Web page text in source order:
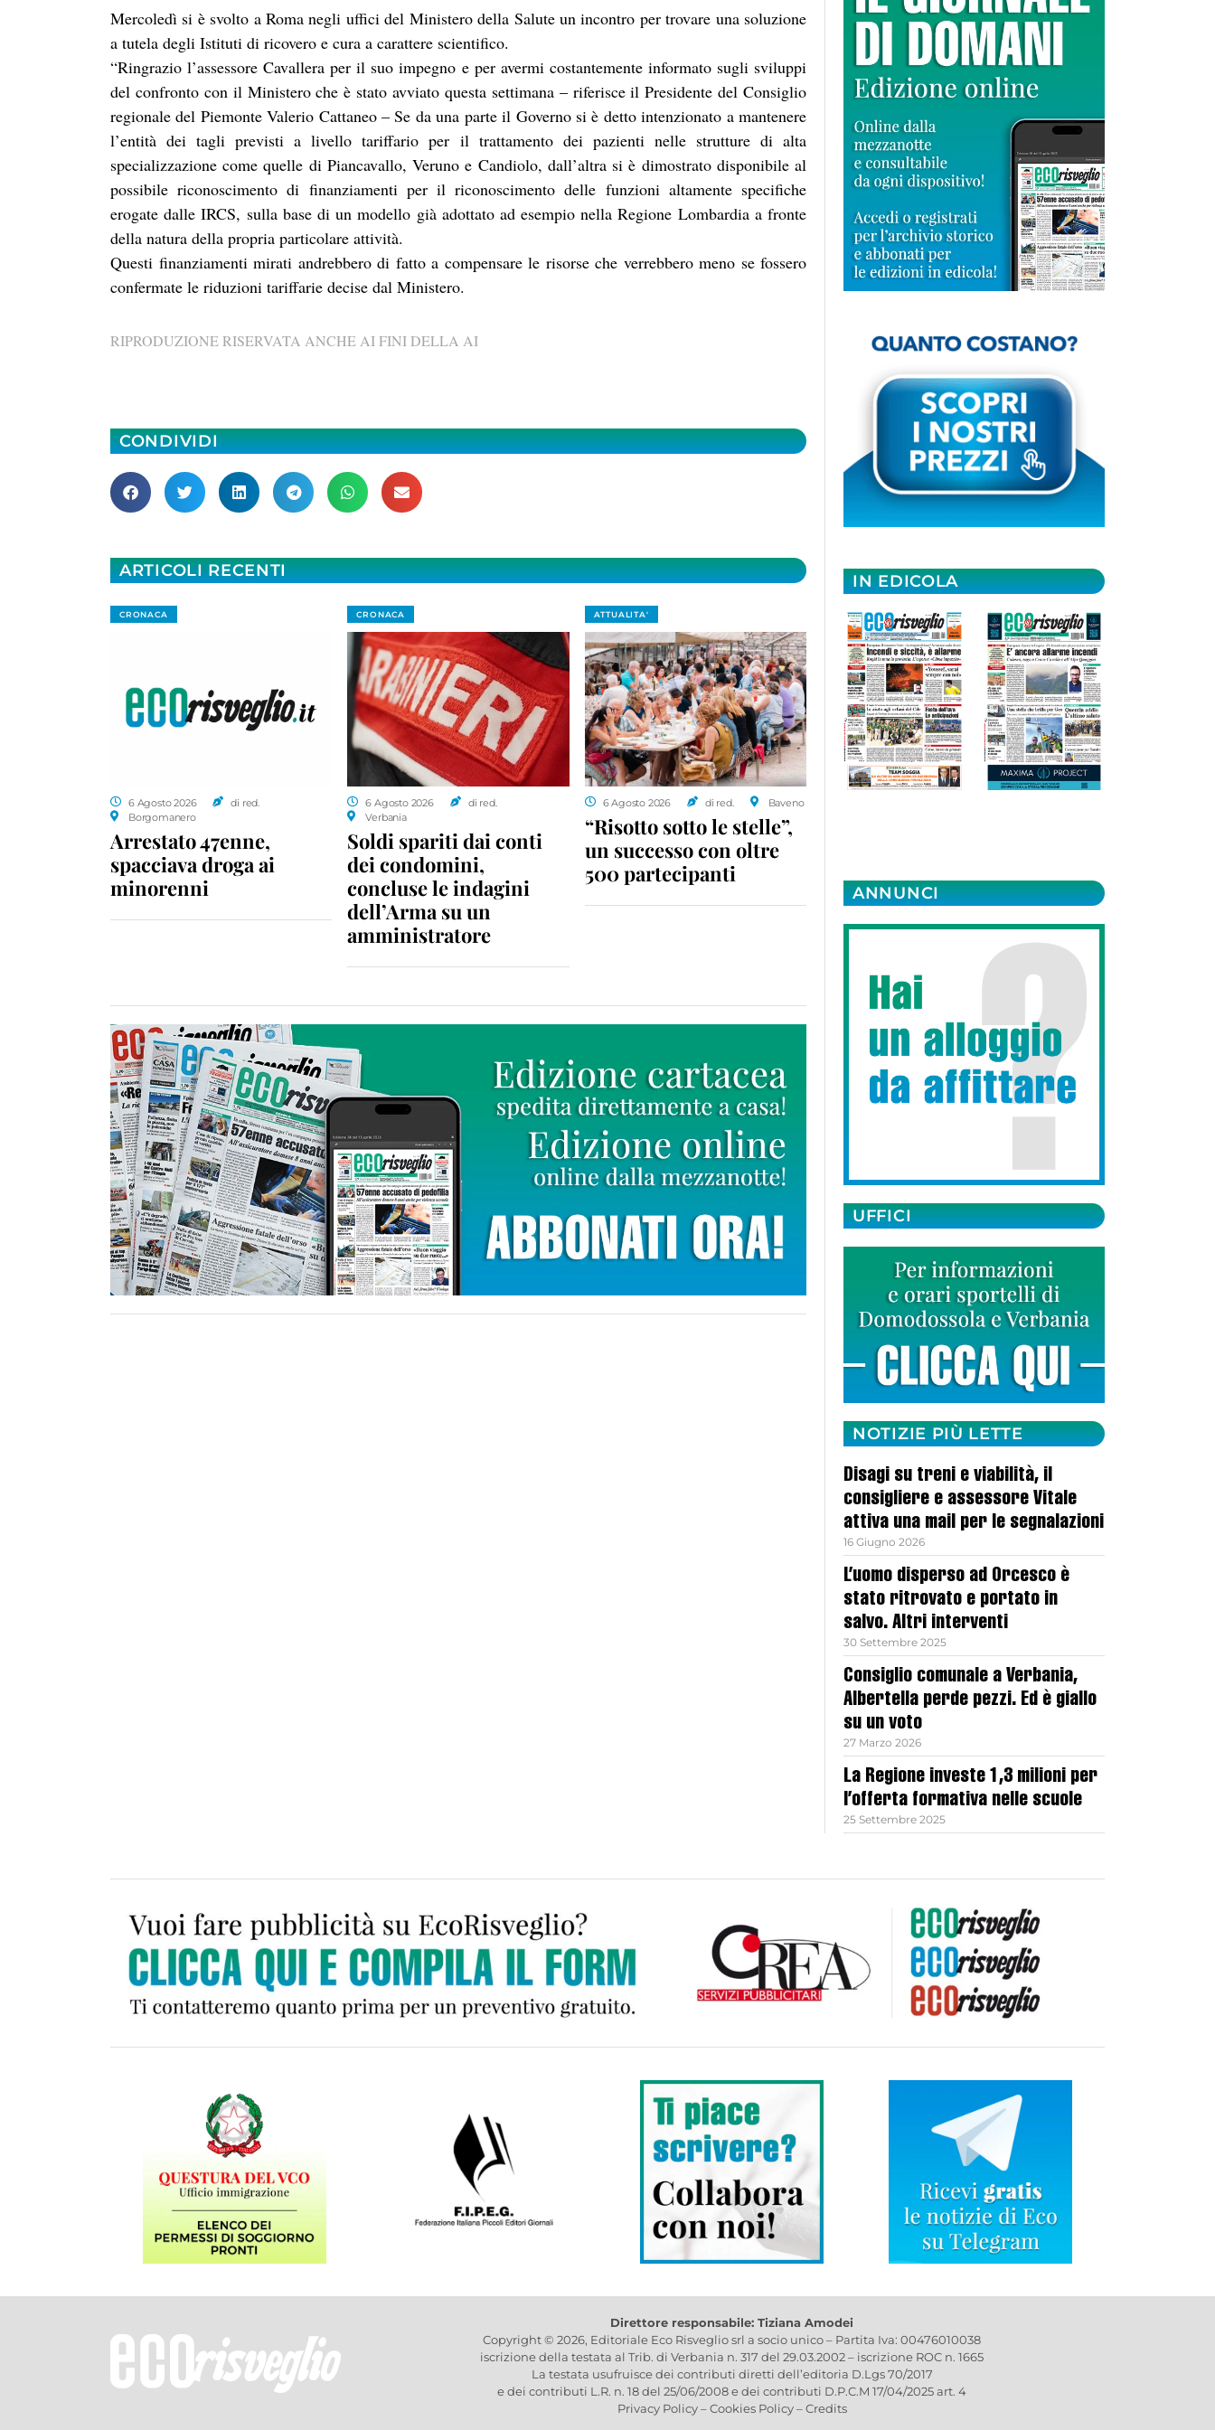
Mercoledì si è svolto a Roma negli uffici del Ministero della Salute un incontro per trovare una soluzione
a tutela degli Istituti di ricovero e cura a carattere scientifico.
“Ringrazio l’assessore Cavallera per il suo impegno e per avermi costantemente informato sugli sviluppi
del confronto con il Ministero che è stato avviato questa settimana – riferisce il Presidente del Consiglio
regionale del Piemonte Valerio Cattaneo – Se da una parte il Governo si è detto intenzionato a mantenere
l’entità dei tagli previsti a livello tariffario per il trattamento dei pazienti nelle strutture di alta
specializzazione come quelle di Piancavallo, Veruno e Candiolo, dall’altra si è dimostrato disponibile al
possibile riconoscimento di finanziamenti per il riconoscimento delle funzioni altamente specifiche
erogate dalle IRCS, sulla base di un modello già adottato ad esempio nella Regione Lombardia a fronte
della natura della propria particolare attività.
Questi finanziamenti mirati andrebbero di fatto a compensare le risorse che verrebbero meno se fossero
confermate le riduzioni tariffarie decise dal Ministero.
RIPRODUZIONE RISERVATA ANCHE AI FINI DELLA AI
CONDIVIDI
ARTICOLI RECENTI
CRONACA
6 Agosto 2026
di red.
Borgomanero
Arrestato 47enne,
spacciava droga ai
minorenni
CRONACA
6 Agosto 2026
di red.
Verbania
Soldi spariti dai conti
dei condomini,
concluse le indagini
dell’Arma su un
amministratore
ATTUALITA'
6 Agosto 2026 di red. Baveno
“Risotto sotto le stelle”,
un successo con oltre
500 partecipanti
IN EDICOLA
ANNUNCI
UFFICI
NOTIZIE PIÙ LETTE
Disagi su treni e viabilità, il
consigliere e assessore Vitale
attiva una mail per le segnalazioni
16 Giugno 2026
L’uomo disperso ad Orcesco è
stato ritrovato e portato in
salvo. Altri interventi
30 Settembre 2025
Consiglio comunale a Verbania,
Albertella perde pezzi. Ed è giallo
su un voto
27 Marzo 2026
La Regione investe 1,3 milioni per
l’offerta formativa nelle scuole
25 Settembre 2025
Direttore responsabile: Tiziana Amodei
Copyright © 2026, Editoriale Eco Risveglio srl a socio unico – Partita Iva: 00476010038
iscrizione della testata al Trib. di Verbania n. 317 del 29.03.2002 – iscrizione ROC n. 1665
La testata usufruisce dei contributi diretti dell’editoria D.Lgs 70/2017
e dei contributi L.R. n. 18 del 25/06/2008 e dei contributi D.P.C.M 17/04/2025 art. 4
Privacy Policy–Cookies Policy–Credits